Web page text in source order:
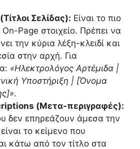
Σελίδας): Είναι το πιο
Page στοιχείο. Πρέπει να
την κύρια λέξη-κλειδί και
στην αρχή. Για
«Ηλεκτρολόγος Αρτέμιδα |
Υποστήριξη | [Όνομα
.
(Μετα-περιγραφές):
δεν επηρεάζουν άμεσα την
το κείμενο που
κάτω από τον τίτλο στα